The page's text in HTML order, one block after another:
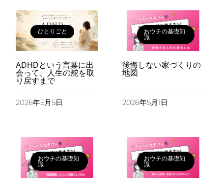
ひとりごと
ADHDという言葉に出
会って、人生の舵を取
り戻すまで
2026年5月5日
おウチの基礎知
識
後悔しない家づくりの
地図
2026年5月1日
おウチの基礎知
識
おウチの基礎知
識